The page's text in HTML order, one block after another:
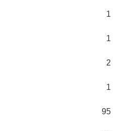
1
1
2
1
95